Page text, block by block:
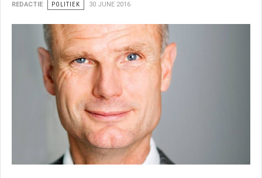
REDACTIE POLITIEK 30 JUNE 2016